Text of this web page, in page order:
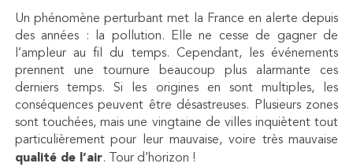
Un phénomène perturbant met la France en alerte depuis
des années : la pollution. Elle ne cesse de gagner de
l’ampleur au fil du temps. Cependant, les événements
prennent une tournure beaucoup plus alarmante ces
derniers temps. Si les origines en sont multiples, les
conséquences peuvent être désastreuses. Plusieurs zones
sont touchées, mais une vingtaine de villes inquiètent tout
particulièrement pour leur mauvaise, voire très mauvaise
qualité de l’air. Tour d’horizon !